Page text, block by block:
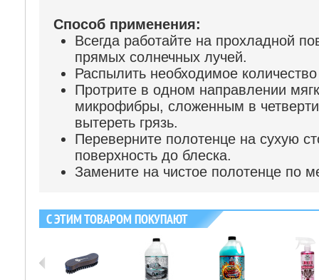
Способ применения:
Всегда работайте на прохладной
прямых солнечных лучей.
Распылить необходимое
Протрите в одном направлении
микрофибры, сложенным в
вытереть грязь.
Переверните полотенце на сухую
поверхность до блеска.
Замените на чистое полотенце по
С ЭТИМ ТОВАРОМ ПОКУПАЮТ